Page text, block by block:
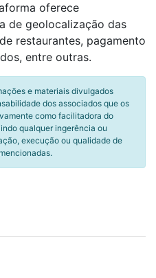
oferece
de geolocalização das
restaurantes, pagamento
entre outras.
e materiais divulgados
dos associados que os
como facilitadora do
qualquer ingerência ou
execução ou qualidade de